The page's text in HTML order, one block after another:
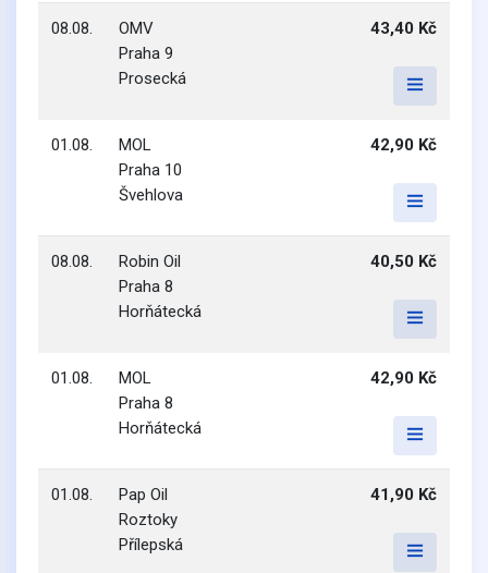
08.08.
OMV
Praha 9
Prosecká
43,40 Kč
01.08.
MOL
Praha 10
Švehlova
42,90 Kč
08.08.
Robin Oil
Praha 8
Horňátecká
40,50 Kč
01.08.
MOL
Praha 8
Horňátecká
42,90 Kč
01.08.
Pap Oil
Roztoky
Přílepská
41,90 Kč